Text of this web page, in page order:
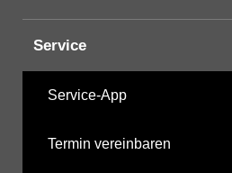
Service
Service-App
Termin vereinbaren